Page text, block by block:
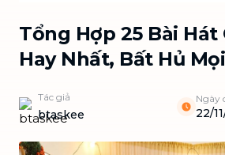
Tổng Hợp 25 Bài Hát
Hay Nhất, Bất Hủ
Tác giả
btaskee
Ngày
22/